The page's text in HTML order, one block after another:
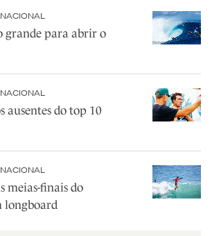
grande para abrir o
ausentes do top 10
meias-finais do
longboard